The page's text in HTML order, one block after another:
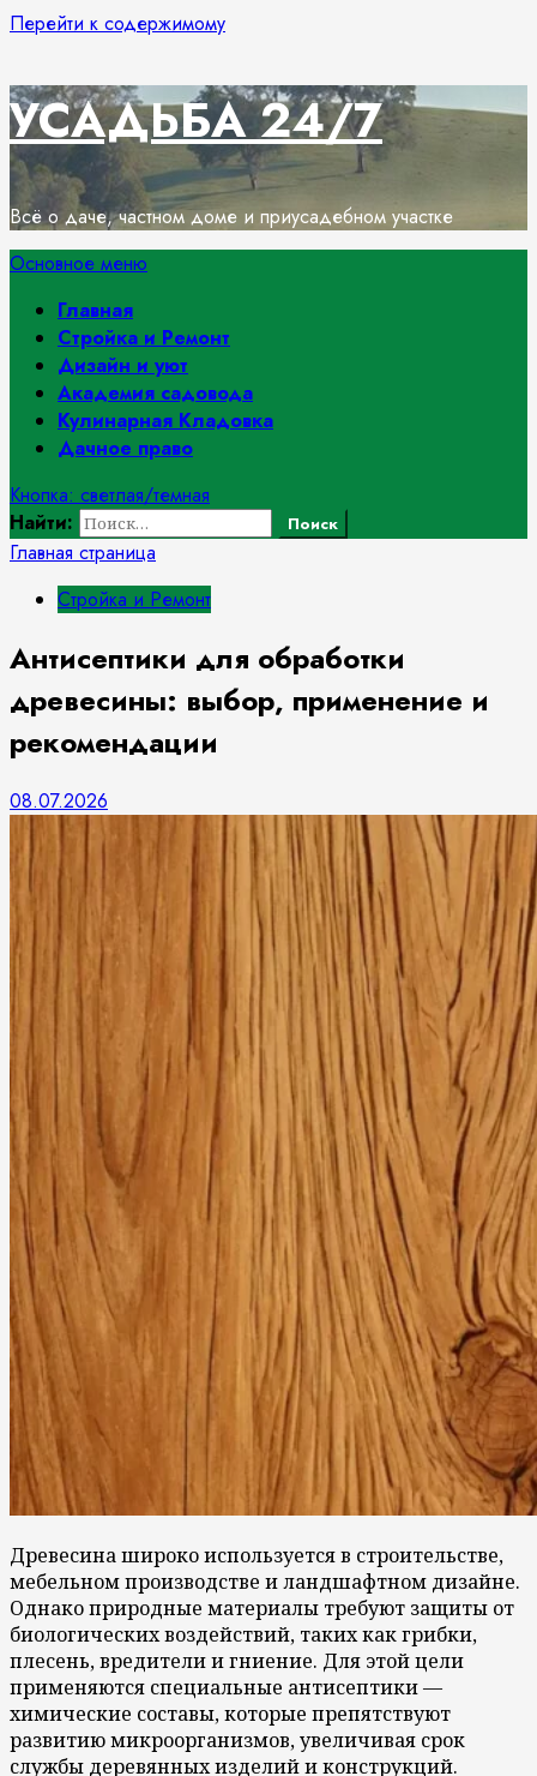
Перейти к содержимому
УСАДЬБА 24/7
Всё о даче, частном доме и приусадебном участке
Основное меню
Главная
Стройка и Ремонт
Дизайн и уют
Академия садовода
Кулинарная Кладовка
Дачное право
Кнопка: светлая/темная
Найти:
Главная страница
Стройка и Ремонт
Антисептики для обработки
древесины: выбор, применение и
рекомендации
08.07.2026
Древесина широко используется в строительстве,
мебельном производстве и ландшафтном дизайне.
Однако природные материалы требуют защиты от
биологических воздействий, таких как грибки,
плесень, вредители и гниение. Для этой цели
применяются специальные антисептики —
химические составы, которые препятствуют
развитию микроорганизмов, увеличивая срок
службы деревянных изделий и конструкций.